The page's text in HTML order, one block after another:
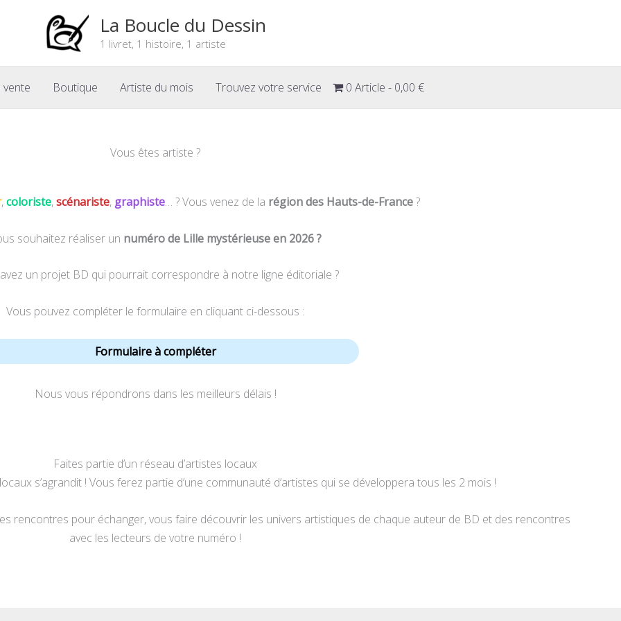
La Boucle du Dessin
1 livret, 1 histoire, 1 artiste
vente Boutique Artiste du mois Trouvez votre service 0 Article 0,00 €
Vous êtes artiste ?
,coloriste,scénariste, graphiste… ? Vous venez de la région des Hauts-de-France?
souhaitez réaliser un numéro de Lille mystérieuse en 2026 ?
un projet BD qui pourrait correspondre à notre ligne éditoriale ?
Vous pouvez compléter le formulaire en cliquant ci-dessous :
Formulaire à compléter
Nous vous répondrons dans les meilleurs délais !
Faites partie d’un réseau d’artistes locaux
s’agrandit ! Vous ferez partie d’une communauté d’artistes qui se développera tous les 2 mois !
rencontres pour échanger, vous faire découvrir les univers artistiques de chaque auteur de BD et des rencontres
avec les lecteurs de votre numéro !